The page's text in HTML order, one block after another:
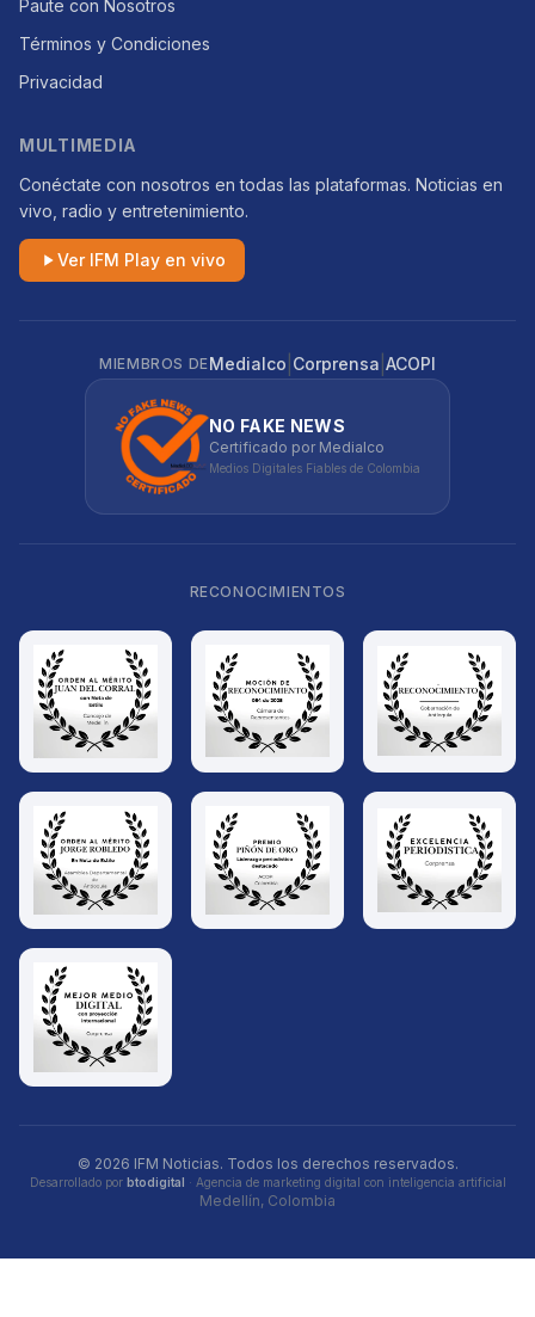
Paute con Nosotros
Términos y Condiciones
Privacidad
MULTIMEDIA
Conéctate con nosotros en todas las plataformas. Noticias en
vivo, radio y entretenimiento.
Ver IFM Play en vivo
MIEMBROS DEMedialco Corprensa ACOPI
NO FAKE NEWS
Certificado por Medialco
Medios Digitales Fiables de Colombia
RECONOCIMIENTOS
© 2026 IFM Noticias. Todos los derechos reservados.
Desarrollado por btodigital · Agencia de marketing digital con inteligencia artificial
Medellín, Colombia